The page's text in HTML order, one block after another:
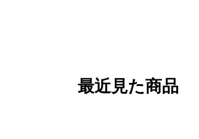
最近見た商品